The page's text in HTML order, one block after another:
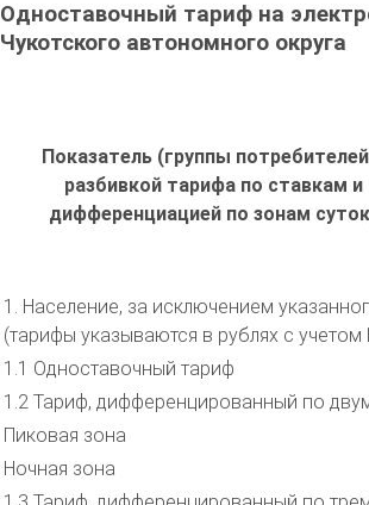
Одноставочный тариф на
Чукотского автономного округа
Показатель (группы
разбивкой тарифа по ставкам и
дифференциацией по зонам
1. Население, за исключением
(тарифы указываются в рублях с
1.1 Одноставочный тариф
1.2 Тариф, дифференцированный по
Пиковая зона
Ночная зона